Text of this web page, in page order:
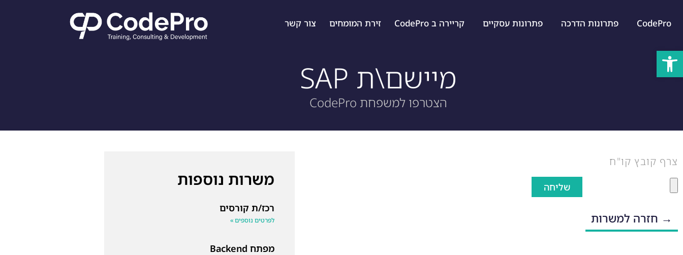
פתח סרגל נגישות
CodePro פתרונות הדרכה פתרונות עסקיים קריירה ב CodePro זירת המומחים צור קשר
מיישם\ת SAP
הצטרפו למשפחת CodePro
צרף קובץ קו"ח
שליחה
→ חזרה למשרות
משרות נוספות
רכז/ת קורסים
לפרטים נוספים »
מפתח Backend